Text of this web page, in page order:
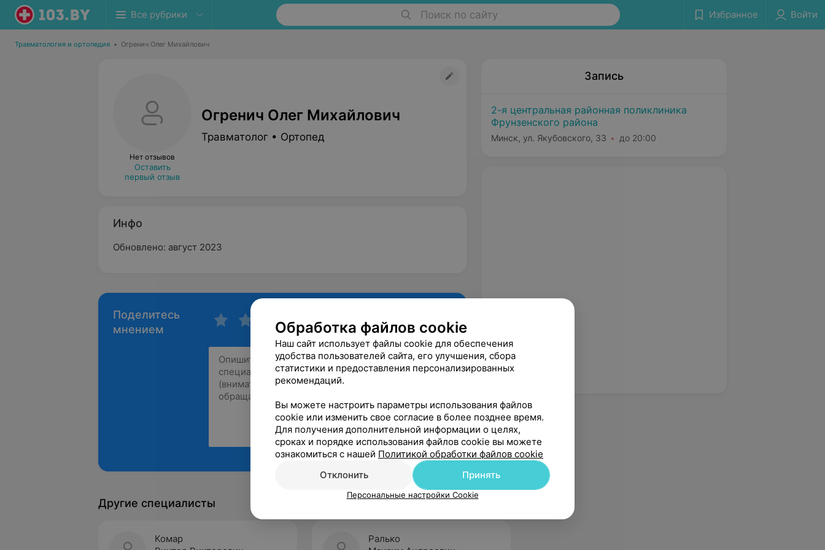
Все рубрики Поиск по сайту Избранное Войти
Травматология и ортопедия • Огренич Олег Михайлович
Нет отзывов
Оставить
первый отзыв
Огренич Олег Михайлович
Травматолог • Ортопед
Инфо
Обновлено: август 2023
Поделитесь
мнением
Рекомендую
Запись
2-я центральная районная поликлиника
Фрунзенского района
Минск, ул. Якубовского, 33 до 20:00
Другие специалисты
Комар
Ралько
Обработка файлов cookie
Наш сайт использует файлы cookie для обеспечения
удобства пользователей сайта, его улучшения, сбора
статистики и предоставления персонализированных
рекомендаций.
Вы можете настроить параметры использования файлов
cookie или изменить свое согласие в более позднее время.
Для получения дополнительной информации о целях,
сроках и порядке использования файлов cookie вы можете
ознакомиться с нашей Политикой обработки файлов cookie
Отклонить
Принять
Персональные настройки Cookie